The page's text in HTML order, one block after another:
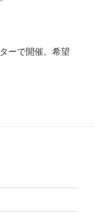
ーで開催。希望